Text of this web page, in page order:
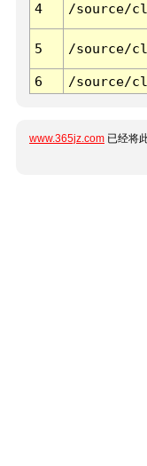
4 /source/
5 /source/
6 /source/
www.365jz.com 已经将